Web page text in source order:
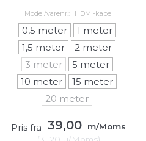
Model/varenr.: HDMI-kabel
0,5 meter
1 meter
1,5 meter
2 meter
3 meter
5 meter
10 meter
15 meter
20 meter
Pris fra 39,00
m/Moms